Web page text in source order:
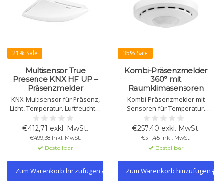
21% Sale
Multisensor True
Presence KNX HF UP –
Präsenzmelder
KNX-Multisensor für Präsenz,
Licht, Temperatur, Luftfeuchte,
Luftdruck, VOC und CO₂.
Unterputz, 360° Erfassung, bis
64 m². Erhältlich in Weiß und
Schwarz.
€412,71 exkl. MwSt.
€499,38 Inkl. MwSt.
Bestellbar
Zum Warenkorb hinzufügen
35% Sale
Kombi-Präsenzmelder
360° mit
Raumklimasensoren
Kombi-Präsenzmelder mit
Sensoren für Temperatur,
Luftfeuchtigkeit, CO2 und VOC.
360° Erfassung, RGB-LED zur
Anzeige der Luftqualität und
Konstantlichtregelung für bis zu
3 Lichtgruppen.
€257,40 exkl. MwSt.
€311,45 Inkl. MwSt.
Bestellbar
Zum Warenkorb hinzufügen